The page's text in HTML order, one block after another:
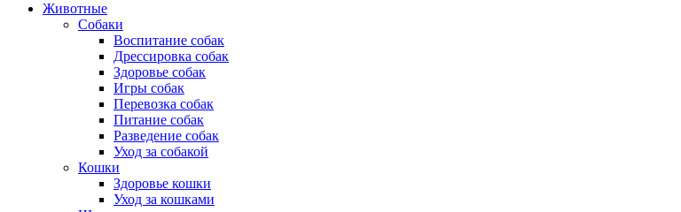
Животные
Собаки
Воспитание собак
Дрессировка собак
Здоровье собак
Игры собак
Перевозка собак
Питание собак
Разведение собак
Уход за собакой
Кошки
Здоровье кошки
Уход за кошками